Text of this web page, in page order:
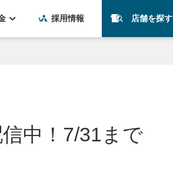
採用情報 店舗を探す
中！7/31まで